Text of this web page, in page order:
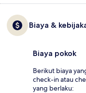
Biaya &
Biaya pokok
Berikut biaya
check-in atau
yang berlaku: